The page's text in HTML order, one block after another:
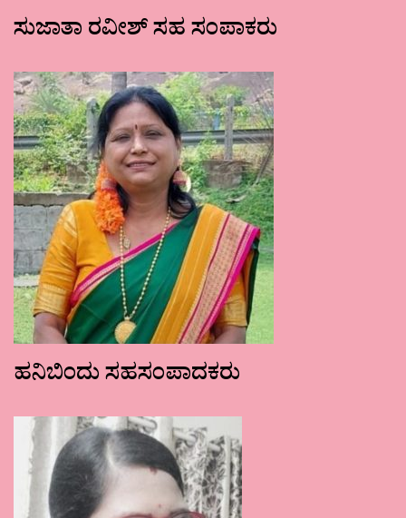
ಸುಜಾತಾ ರವೀಶ್ ಸಹ ಸಂಪಾಕರು
ಹನಿಬಿಂದು ಸಹಸಂಪಾದಕರು